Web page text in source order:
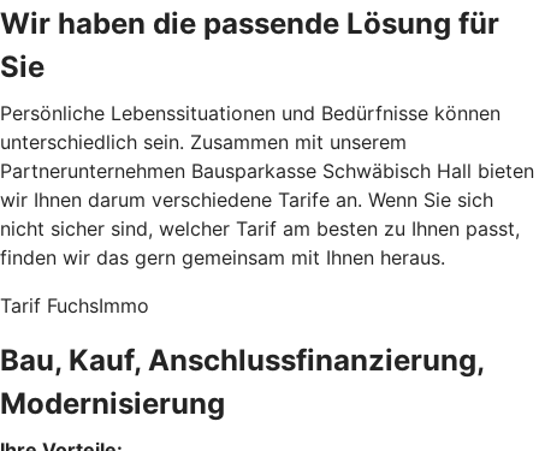
Wir haben die passende Lösung für
Sie
Persönliche Lebenssituationen und Bedürfnisse können
unterschiedlich sein. Zusammen mit unserem
Partnerunternehmen Bausparkasse Schwäbisch Hall bieten
wir Ihnen darum verschiedene Tarife an. Wenn Sie sich
nicht sicher sind, welcher Tarif am besten zu Ihnen passt,
finden wir das gern gemeinsam mit Ihnen heraus.
Tarif FuchsImmo
Bau, Kauf, Anschlussfinanzierung,
Modernisierung